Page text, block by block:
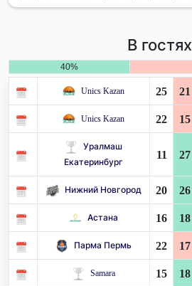
В гостях
40%
Unics Kazan 25 21
Unics Kazan 22 15
Уралмаш
Екатеринбург
11 27
Нижний Новгород 20 26
Астана 16 18
Парма Пермь 22 17
Samara 15 18